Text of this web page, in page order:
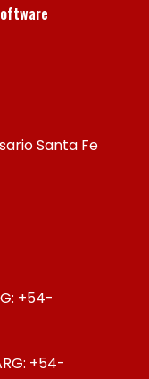
Santa Fe
+54-
+54-